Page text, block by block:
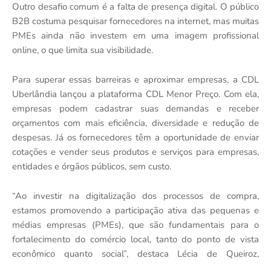
Outro desafio comum é a falta de presença digital. O público
B2B costuma pesquisar fornecedores na internet, mas muitas
PMEs ainda não investem em uma imagem profissional
online, o que limita sua visibilidade.
Para superar essas barreiras e aproximar empresas, a CDL
Uberlândia lançou a plataforma CDL Menor Preço. Com ela,
empresas podem cadastrar suas demandas e receber
orçamentos com mais eficiência, diversidade e redução de
despesas. Já os fornecedores têm a oportunidade de enviar
cotações e vender seus produtos e serviços para empresas,
entidades e órgãos públicos, sem custo.
“Ao investir na digitalização dos processos de compra,
estamos promovendo a participação ativa das pequenas e
médias empresas (PMEs), que são fundamentais para o
fortalecimento do comércio local, tanto do ponto de vista
econômico quanto social”, destaca Lécia de Queiroz,